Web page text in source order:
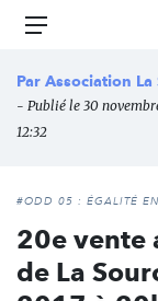
Aller
principal
Menu
Par Association La
- Publié le 30
12:32
#ODD 05 : ÉGALITÉ
20e vente
de La